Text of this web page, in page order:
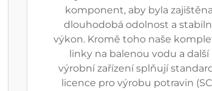
komponent, aby byla zajištěna
dlouhodobá odolnost a
výkon. Kromě toho naše
linky na balenou vodu a další
výrobní zařízení splňují
licence pro výrobu potravin